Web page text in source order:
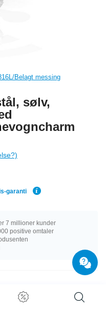
Belagt messing
sølv,
garanti
7 millioner kunder
positive omtaler